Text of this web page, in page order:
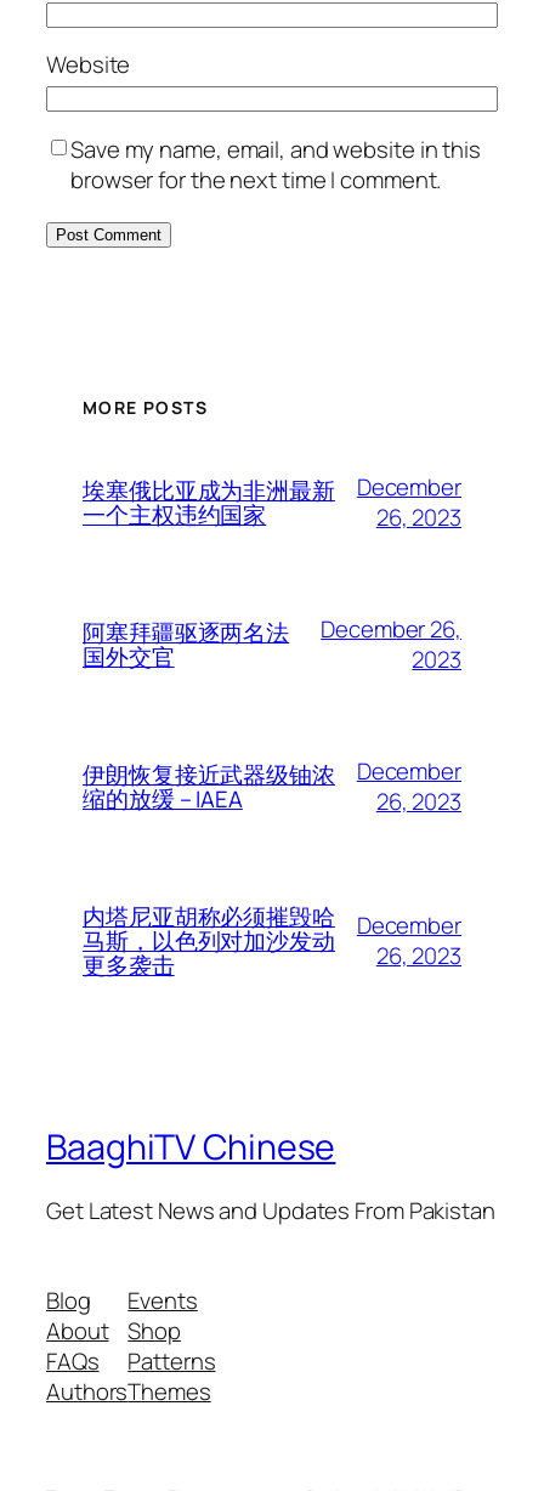
Website
Save my name, email, and website in this
browser for the next time I comment.
MORE POSTS
埃塞俄比亚成为非洲最新
一个主权违约国家
December
26, 2023
阿塞拜疆驱逐两名法
国外交官
December 26,
2023
伊朗恢复接近武器级铀浓
缩的放缓 – IAEA
December
26, 2023
内塔尼亚胡称必须摧毁哈
马斯，以色列对加沙发动
更多袭击
December
26, 2023
BaaghiTV Chinese
Get Latest News and Updates From Pakistan
Blog
About
FAQs
Authors
Events
Shop
Patterns
Themes